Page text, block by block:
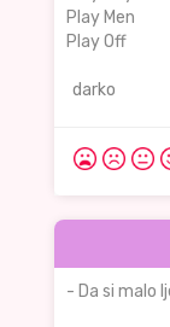
Play Men
Play Off
darko
- Da si malo